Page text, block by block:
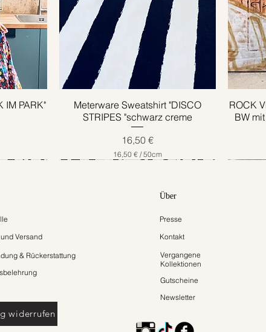
IM PARK"
Schnellansicht
Meterware Sweatshirt "DISCO
STRIPES "schwarz creme
Preis
16,50 €
16,50 € /50cm
m
ROCK
BW
Versand
& Rückerstattung
Über
Presse
Kontakt
Vergangene
Kollektionen
Gutscheine
Newsletter
widerrufen